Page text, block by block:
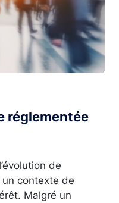
réglementée
de
un contexte de
Malgré un